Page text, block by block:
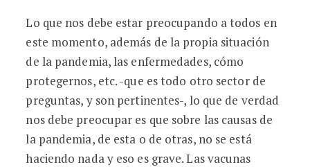
Lo que nos debe estar preocupando a todos en
este momento, además de la propia situación
de la pandemia, las enfermedades, cómo
protegernos, etc. -que es todo otro sector de
preguntas, y son pertinentes-, lo que de verdad
nos debe preocupar es que sobre las causas de
la pandemia, de esta o de otras, no se está
haciendo nada y eso es grave. Las vacunas